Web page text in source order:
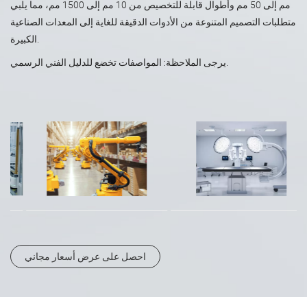
مم إلى 50 مم وأطوال قابلة للتخصيص من 10 مم إلى 1500 مم، مما يلبي
متطلبات التصميم المتنوعة من الأدوات الدقيقة للغاية إلى المعدات الصناعية
احصل على عرض أسعار مجاني